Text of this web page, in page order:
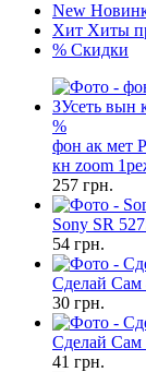
New
Хит Хиты
% Скидки
%
фон ак мет
кн zoom
257 грн.
Sony SR
54 грн.
Сделай
30 грн.
Сделай Сам
41 грн.